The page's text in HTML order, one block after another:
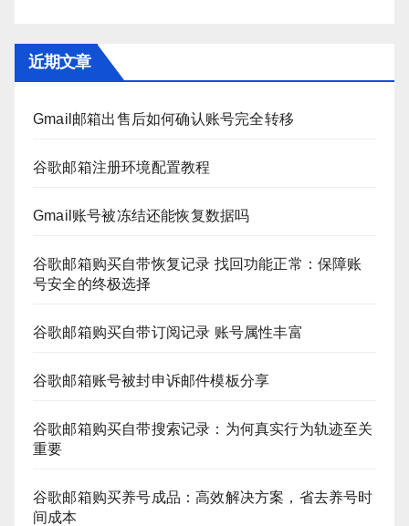
近期文章
Gmail邮箱出售后如何确认账号完全转移
谷歌邮箱注册环境配置教程
Gmail账号被冻结还能恢复数据吗
谷歌邮箱购买自带恢复记录 找回功能正常：保障账
号安全的终极选择
谷歌邮箱购买自带订阅记录 账号属性丰富
谷歌邮箱账号被封申诉邮件模板分享
谷歌邮箱购买自带搜索记录：为何真实行为轨迹至关
重要
谷歌邮箱购买养号成品：高效解决方案，省去养号时
间成本